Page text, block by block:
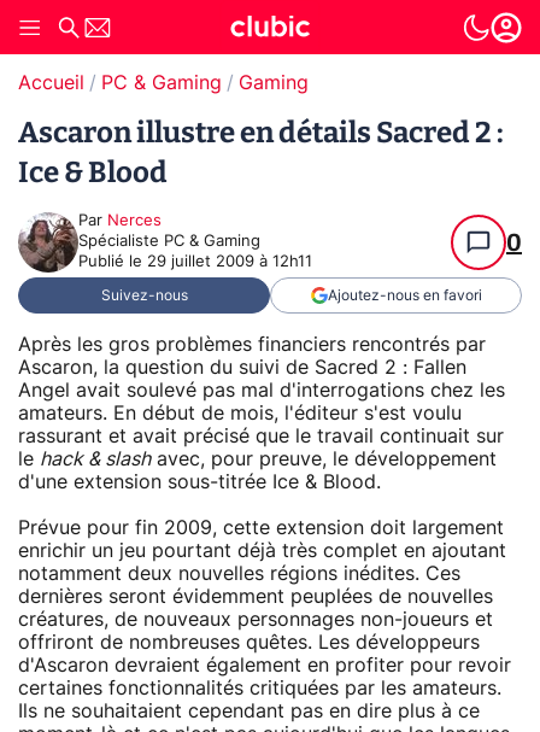
Accueil PC & Gaming Gaming
Ascaron illustre en détails Sacred 2 :
Ice & Blood
Par Nerces
Spécialiste PC & Gaming
Publié le 29 juillet 2009 à 12h11
0
Suivez-nous Ajoutez-nous en favori
Après les gros problèmes financiers rencontrés par
Ascaron, la question du suivi de Sacred 2 : Fallen
Angel avait soulevé pas mal d'interrogations chez les
amateurs. En début de mois, l'éditeur s'est voulu
rassurant et avait précisé que le travail continuait sur
le hack & slashavec, pour preuve, le développement
d'une extension sous-titrée Ice & Blood.
Prévue pour fin 2009, cette extension doit largement
enrichir un jeu pourtant déjà très complet en ajoutant
notamment deux nouvelles régions inédites. Ces
dernières seront évidemment peuplées de nouvelles
créatures, de nouveaux personnages non-joueurs et
offriront de nombreuses quêtes. Les développeurs
d'Ascaron devraient également en profiter pour revoir
certaines fonctionnalités critiquées par les amateurs.
Ils ne souhaitaient cependant pas en dire plus à ce